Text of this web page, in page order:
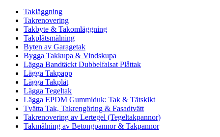
Takläggning
Takrenovering
Takbyte & Takomläggning
Takplåtsmålning
Byten av Garagetak
Bygga Takkupa & Vindskupa
Lägga Bandtäckt Dubbelfalsat Plåttak
Lägga Takpapp
Lägga Takplåt
Lägga Tegeltak
Lägga EPDM Gummiduk: Tak & Tätskikt
Tvätta Tak, Takrengöring & Fasadtvätt
Takrenovering av Lertegel (Tegeltakpannor)
Takmålning av Betongpannor & Takpannor